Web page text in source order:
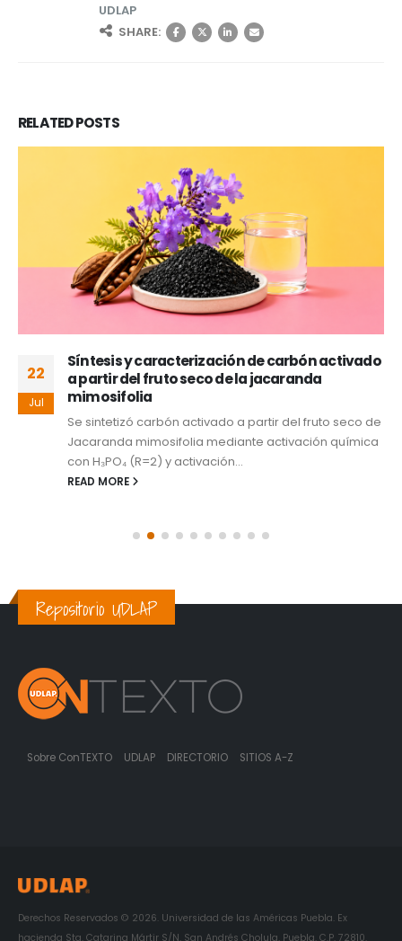
UDLAP
SHARE:
RELATEDPOSTS
22
Jul
Síntesis y caracterización de carbón activado
a partir del fruto seco de la jacaranda
mimosifolia
Se sintetizó carbón activado a partir del fruto seco de
Jacaranda mimosifolia mediante activación química
con H₃PO₄ (R=2) y activación...
READ MORE
Repositorio UDLAP
Sobre ConTEXTO UDLAP DIRECTORIO SITIOS A-Z
Derechos Reservados © 2026. Universidad de las Américas Puebla. Ex
hacienda Sta. Catarina Mártir S/N. San Andrés Cholula, Puebla. C.P. 72810.